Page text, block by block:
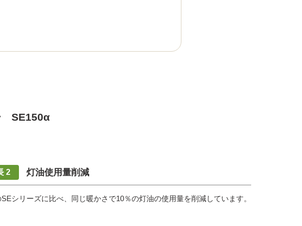
SE150α
灯油使用量削減
シリーズに比べ、同じ暖かさで10％の灯油の使用量を削減しています。